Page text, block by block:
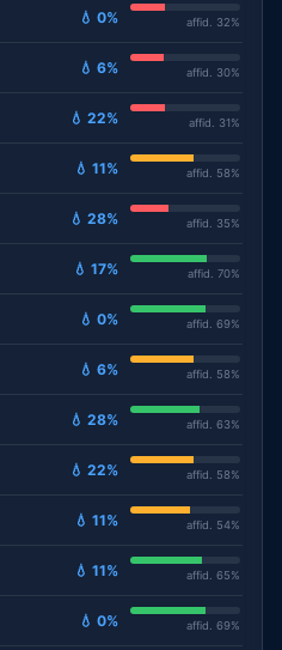
💧 0% affid. 32%
💧 6% affid. 30%
💧 22% affid. 31%
💧 11% affid. 58%
💧 28% affid. 35%
💧 17% affid. 70%
💧 0% affid. 69%
💧 6% affid. 58%
💧 28% affid. 63%
💧 22% affid. 58%
💧 11% affid. 54%
💧 11% affid. 65%
💧 0% affid. 69%